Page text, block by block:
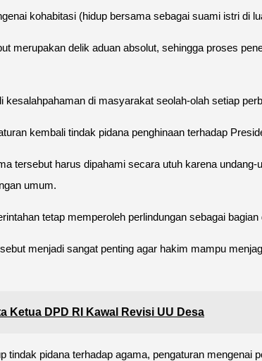
kohabitasi (hidup bersama sebagai suami istri di
merupakan delik aduan absolut, sehingga proses
kesalahpahaman di masyarakat seolah-olah setiap
kembali tindak pidana penghinaan terhadap
tersebut harus dipahami secara utuh karena
umum.
tetap memperoleh perlindungan sebagai
menjadi sangat penting agar hakim mampu
Ketua DPD RI Kawal Revisi UU Desa
tindak pidana terhadap agama, pengaturan